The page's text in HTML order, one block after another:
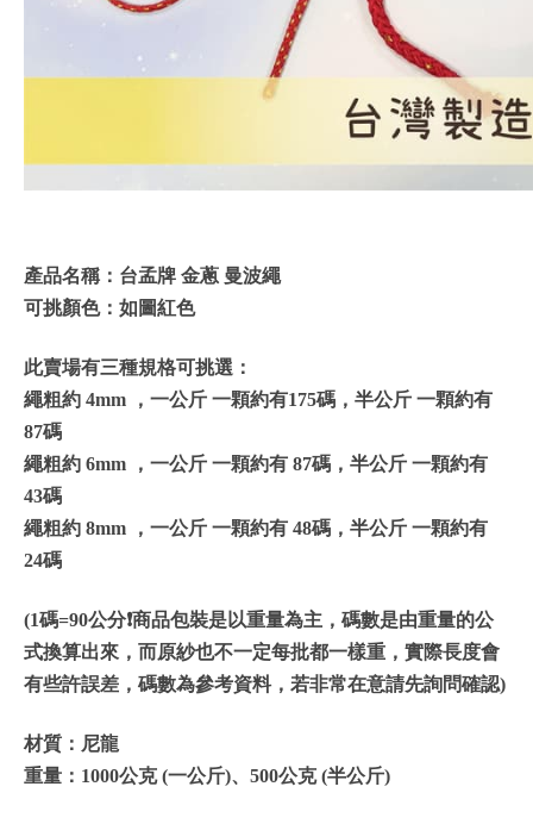
產品名稱：台孟牌 金蔥 曼波繩
可挑顏色：如圖紅色
此賣場有三種規格可挑選：
繩粗約 4mm ，一公斤 一顆約有175碼，半公斤 一顆約有
87碼
繩粗約 6mm ，一公斤 一顆約有 87碼，半公斤 一顆約有
43碼
繩粗約 8mm ，一公斤 一顆約有 48碼，半公斤 一顆約有
24碼
(1碼=90公分❗️商品包裝是以重量為主，碼數是由重量的公
式換算出來，而原紗也不一定每批都一樣重，實際長度會
有些許誤差，碼數為參考資料，若非常在意請先詢問確認)
材質：尼龍
重量：1000公克(一公斤)、 500公克 (半公斤)